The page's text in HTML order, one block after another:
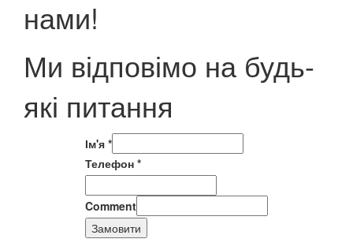
нами!
Ми відповімо на будь-
які питання
Ім'я *
Телефон *
Comment
Замовити